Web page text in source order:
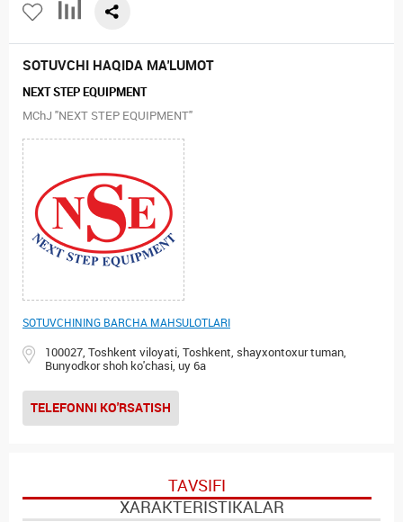
SOTUVCHI HAQIDA MA'LUMOT
NEXT STEP EQUIPMENT
MChJ "NEXT STEP EQUIPMENT"
SOTUVCHINING BARCHA MAHSULOTLARI
100027, Toshkent viloyati, Toshkent, shayxontoxur tuman,
Bunyodkor shoh ko'chasi, uy 6а
TELEFONNI KO'RSATISH
TAVSIFI
XARAKTERISTIKALAR